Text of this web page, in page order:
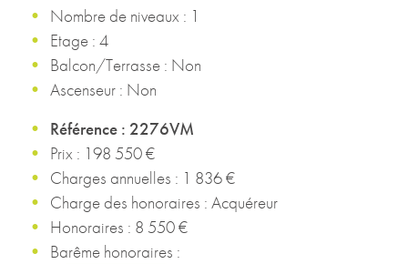
Nombre de niveaux : 1
Etage : 4
Balcon/Terrasse : Non
Ascenseur : Non
Référence : 2276VM
Prix : 198 550 €
Charges annuelles : 1 836 €
Charge des honoraires : Acquéreur
Honoraires : 8 550 €
Barême honoraires :